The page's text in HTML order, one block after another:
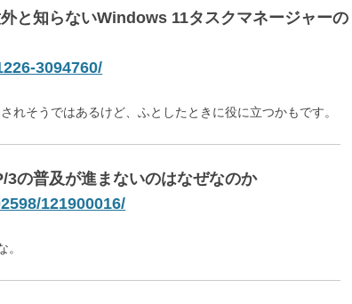
と知らないWindows 11タスクマネージャーの
3094760/
そうではあるけど、ふとしたときに役に立つかもです。
の普及が進まないのはなぜなのか
121900016/